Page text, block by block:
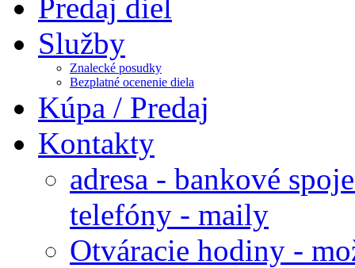
Predaj diel
Služby
Znalecké posudky
Bezplatné ocenenie diela
Kúpa / Predaj
Kontakty
adresa - bankové
telefóny - maily
Otváracie hodiny -